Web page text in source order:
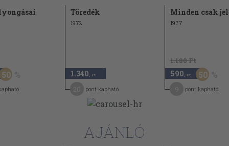
50
Töredék
1972
1.340 ,-Ft
pont kapható
Minden csak
1977
1.180 Ft
590 ,-Ft 50
pont kapható
AJÁNLÓ